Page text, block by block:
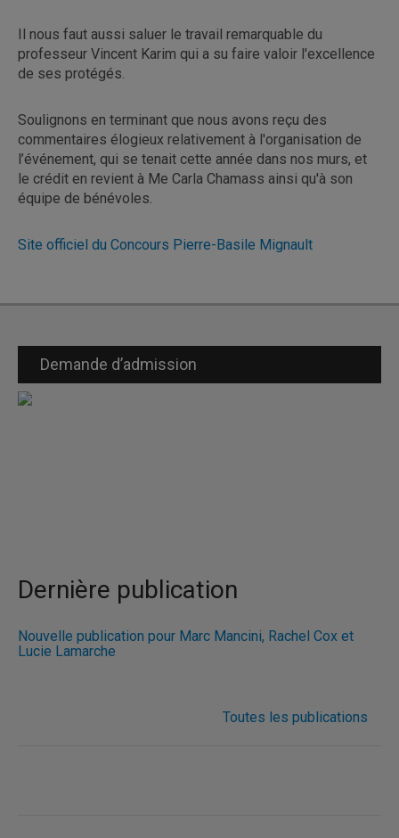
Il nous faut aussi saluer le travail remarquable du
professeur Vincent Karim qui a su faire valoir l'excellence
de ses protégés.
Soulignons en terminant que nous avons reçu des
commentaires élogieux relativement à l'organisation de
l’événement, qui se tenait cette année dans nos murs, et
le crédit en revient à Me Carla Chamass ainsi qu'à son
équipe de bénévoles.
Site officiel du Concours Pierre-Basile Mignault
Demande d’admission
Dernière publication
Nouvelle publication pour Marc Mancini, Rachel Cox et
Lucie Lamarche
Toutes les publications